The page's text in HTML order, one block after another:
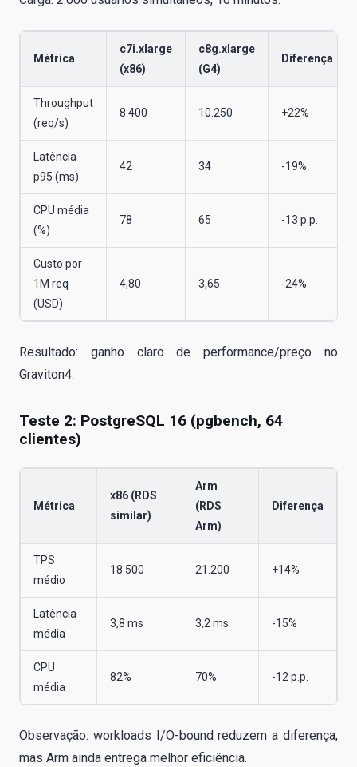
Métrica
c7i.xlarge
(x86)
c8g.xlarge
(G4)
Diferença
Throughput
(req/s)
8.400 10.250 +22%
Latência
p95 (ms)
42 34 -19%
CPU média
(%)
78 65 -13 p.p.
Custo por
1M req
(USD)
4,80 3,65 -24%
Resultado: ganho claro de performance/preço no
Graviton4.
Teste 2: PostgreSQL 16 (pgbench, 64
clientes)
Métrica
x86 (RDS
similar)
Arm
(RDS
Arm)
Diferença
TPS
médio
18.500 21.200 +14%
Latência
média
3,8 ms 3,2 ms -15%
CPU
média
82% 70% -12 p.p.
Observação: workloads I/O-bound reduzem a diferença,
mas Arm ainda entrega melhor eficiência.